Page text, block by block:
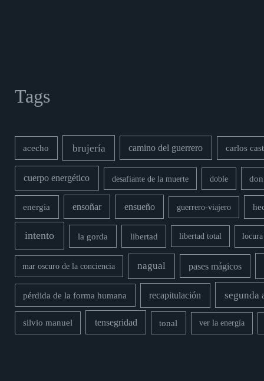
Tags
acecho brujería camino del guerrero carlos
cuerpo energético desafiante de la muerte doble
energia ensoñar ensueño guerrero-viajero
intento la gorda libertad libertad total
mar oscuro de la conciencia nagual pases mágicos
pérdida de la forma humana recapitulación segunda
silvio manuel tensegridad tonal ver la energía